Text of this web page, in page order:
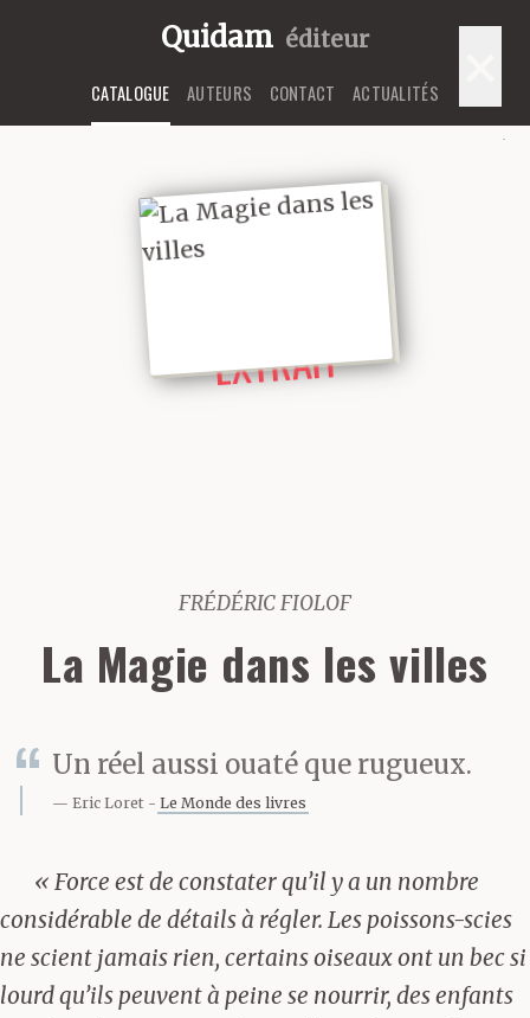
Quidam éditeur
CATALOGUE AUTEURS CONTACT ACTUALITÉS
EXTRAIT
FRÉDÉRIC FIOLOF
La Magie dans les villes
Un réel aussi ouaté que rugueux.
Eric Loret Le Monde des livres
« Force est de constater qu’il y a un nombre
considérable de détails à régler. Les poissons-scies
ne scient jamais rien, certains oiseaux ont un bec si
lourd qu’ils peuvent à peine se nourrir, des enfants